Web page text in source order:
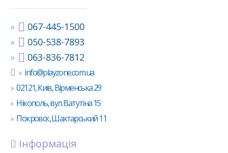
067-445-1500
050-538-7893
063-836-7812
info@playzone.com.ua
02121, Київ, Вірменська 29
Нікополь, вул. Ватутіна 15
Покровск, Шахтарський 11
Інформація